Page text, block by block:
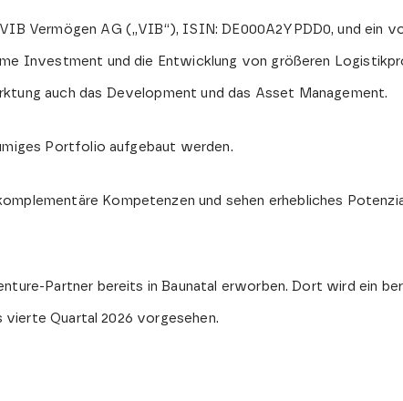
Vermögen AG („VIB“), ISIN: DE000A2YPDD0, und ein
Investment und die Entwicklung von größeren
auch das Development und das Asset Management.
Portfolio aufgebaut werden.
Kompetenzen und sehen erhebliches
Partner bereits in Baunatal erworben. Dort wird ein
vierte Quartal 2026 vorgesehen.